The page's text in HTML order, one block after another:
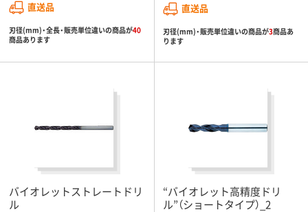
直送品
刃径(mm)・全長・販売単位違いの商品が40
商品あります
直送品
刃径(mm)・販売単位違いの商品が3商品あ
ります
バイオレットストレートドリ
ル
“バイオレット高精度ドリ
ル”（ショートタイプ）_2